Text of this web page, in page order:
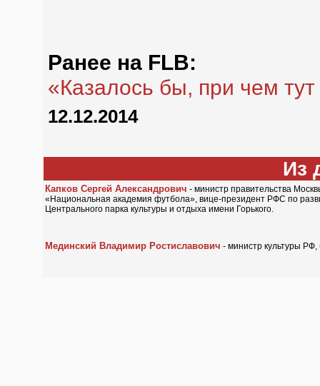
Ранее на FLB:
«Казалось бы, при чем тут
12.12.2014
Из
Капков Сергей Александрович - министр правительства
«Национальная академия футбола», вице-президент РФС по
Центрального парка культуры и отдыха имени Горького.
Мединский Владимир Ростиславович - министр культуры